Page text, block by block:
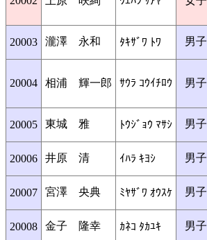
20003 瀧澤 永和 ﾀｷｻﾞﾜ ﾄﾜ 男子
20004 相浦 輝一郎 ｻｳﾗ ｺｳｲﾁﾛｳ 男子
20005 東城 雅 ﾄｳｼﾞｮｳ ﾏｻｼ 男子
20006 井原 清 ｲﾊﾗ ｷﾖｼ 男子
20007 宮澤 央典 ﾐﾔｻﾞﾜ ｵｳｽｹ 男子
20008 金子 隆幸 ｶﾈｺ ﾀｶﾕｷ 男子